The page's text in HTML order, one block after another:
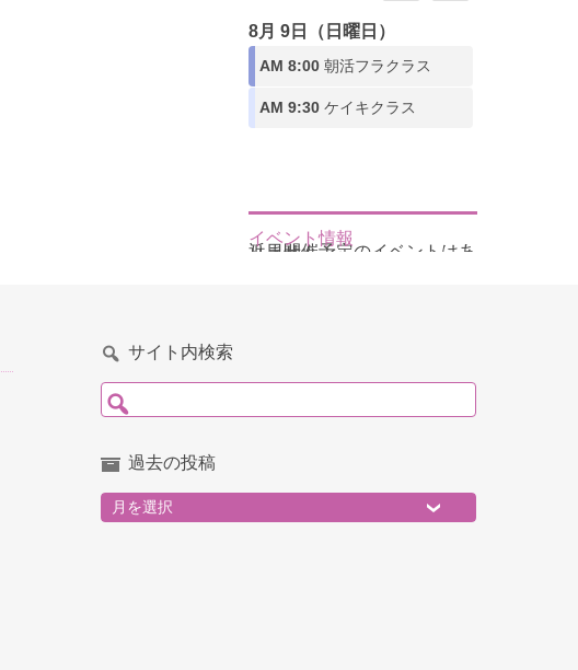
8月 9日（日曜日）
AM 8:00朝活フラクラス
AM 9:30ケイキクラス
イベント情報
近日開催予定のイベントはありません
サイト内検索
検索:
過去の投稿
過去の投稿